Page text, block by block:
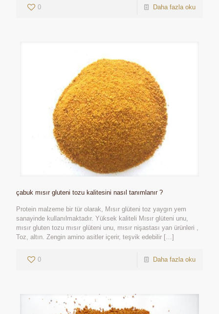
0 Daha fazla oku
çabuk mısır gluteni tozu kalitesini nasıl tanımlanır ?
Protein malzeme bir tür olarak, Mısır glüteni toz yaygın yem
sanayinde kullanılmaktadır. Yüksek kaliteli Mısır glüteni unu,
mısır gluten tozu mısır glüteni unu, mısır nişastası yan ürünleri ,
Toz, altın. Zengin amino asitler içerir, teşvik edebilir […]
0 Daha fazla oku